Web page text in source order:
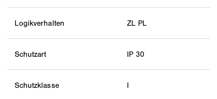
Logikverhalten ZL PL
Schutzart IP 30
Schutzklasse I